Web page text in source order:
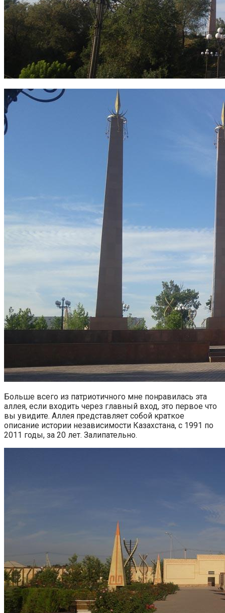
Больше всего из патриотичного мне понравилась эта
аллея, если входить через главный вход, это первое что
вы увидите. Аллея представляет собой краткое
описание истории независимости Казахстана, с 1991 по
2011 годы, за 20 лет. Залипательно.